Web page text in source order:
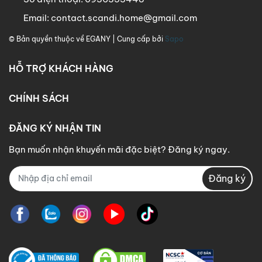
Email: contact.scandi.home@gmail.com
© Bản quyền thuộc về EGANY | Cung cấp bởi Sapo
HỖ TRỢ KHÁCH HÀNG
CHÍNH SÁCH
ĐĂNG KÝ NHẬN TIN
Bạn muốn nhận khuyến mãi đặc biệt? Đăng ký ngay.
Đăng ký